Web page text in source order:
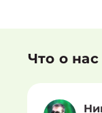
Что о